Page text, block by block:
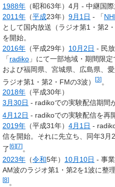
1988年 （昭和63年）4月 - 中継国際
2011年 （平成23年） 9月1日 - 「
として国内放送（ラジオ第1・第2
を開始。
2016年 （平成29年） 10月2日 - 民
「radiko 」にて一部地域・期間限
および福岡県、宮城県、広島県、
ラジオ第1・第2・FMの3波）
[3]。
2018年 （平成30年）
3月30日 - radikoでの実験配信期間
4月12日 - radikoでの実験配信を再
2019年 （平成31年） 4月1日 -
信を開始。それに先立ち、同年3
了 [6][7] 。
2023年 （令和5年） 10月10日 - 事
AM波のラジオ第1・第2を1波に整
[8]。